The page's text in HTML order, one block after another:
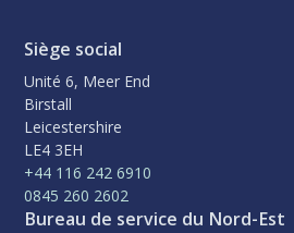
Siège social
Unité 6, Meer End
Birstall
Leicestershire
LE4 3EH
+44 116 242 6910
0845 260 2602
Bureau de service du Nord-Est